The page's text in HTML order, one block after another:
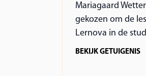
Mariagaard
gekozen om de
Lernova in de
BEKIJK GETUIGENIS